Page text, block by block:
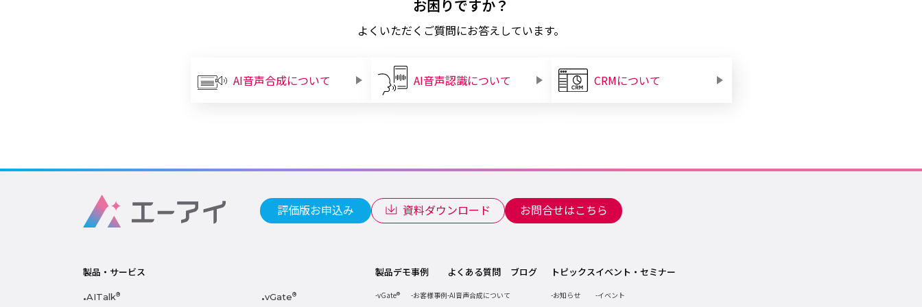
お困りですか？
よくいただくご質問にお答えしています。
AI音声合成について AI音声認識について CRMについて
評価版お申込み 資料ダウンロード お問合せはこちら
製品・サービス
AITalk® vGate®
製品デモ
vGate®
事例
お客様事例
よくある質問
AI音声合成について
ブログ トピックス
お知らせ
イベント・セミナー
イベント